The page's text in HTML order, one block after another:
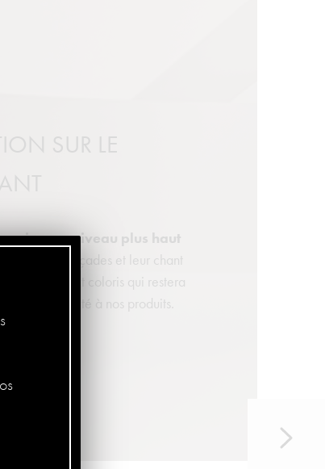
au niveau plus haut
avoir les façades et leur chant
uniforme et coloris qui restera
plus de qualité à nos produits.